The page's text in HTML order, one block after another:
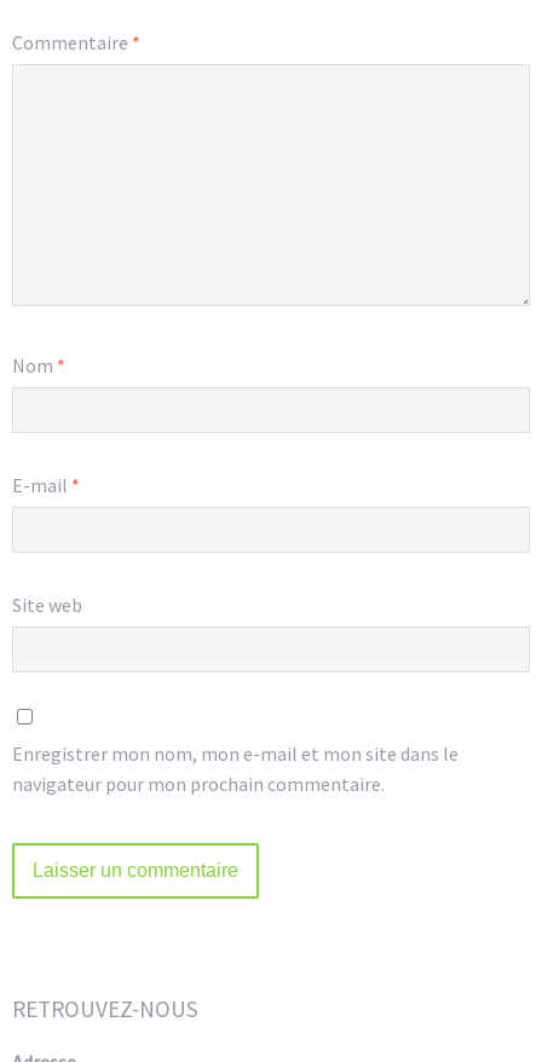
Commentaire *
Nom *
E-mail *
Site web
Enregistrer mon nom, mon e-mail et mon site dans le
navigateur pour mon prochain commentaire.
RETROUVEZ-NOUS